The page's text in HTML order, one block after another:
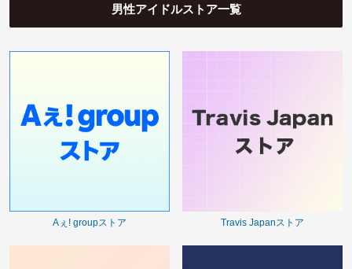
男性アイドルストア一覧
Aぇ! groupストア Travis Japanストア